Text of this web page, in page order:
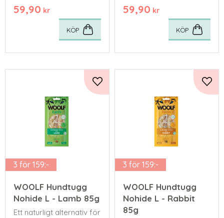
tugg till sina fyrbenta
59,90 kr
KÖP
tugg till sina fyrbenta
59,90 kr
KÖP
3 för 159:-
WOOLF Hundtugg
Nohide L - Lamb 85g
Ett naturligt alternativ för
Lägg till i favoriter
3 för 159:-
WOOLF Hundtugg
Nohide L - Rabbit
85g